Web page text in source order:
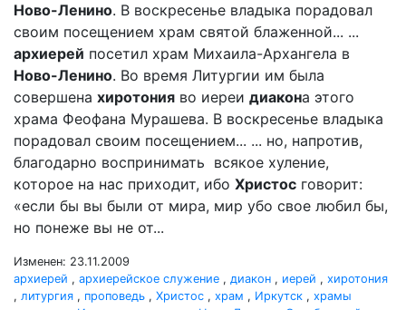
Ново-Ленино. В воскресенье владыка порадовал
своим посещением храм святой блаженной... ...
архиерей посетил храм Михаила-Архангела в
Ново-Ленино. Во время Литургии им была
совершена хиротония во иереи диакона этого
храма Феофана Мурашева. В воскресенье владыка
порадовал своим посещением... ... но, напротив,
благодарно воспринимать всякое хуление,
которое на нас приходит, ибо Христос говорит:
«если бы вы были от мира, мир убо свое любил бы,
но понеже вы не от...
Изменен: 23.11.2009
архиерей , архиерейское служение , диакон , иерей , хиротония
, литургия , проповедь , Христос , храм , Иркутск , храмы